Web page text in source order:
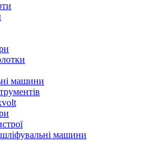
машини
шліфувальні машини